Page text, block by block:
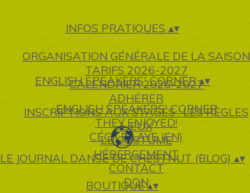
INFOS PRATIQUES ▴▾
ORGANISATION GÉNÉRALE DE LA SAISON
TARIFS 2026-2027
CALENDRIER 2026-2027
ADHÉRER
INSCRIPTIONS AUX STAGES : LES RÈGLES
LIEUX
LE COSTUME
HÉBERGEMENT
CONTACT
DON
ENGLISH SPEAKERS' CORNER▴▾
ENGLISH SPEAKERS' CORNER
THEY ENJOYED!
CÉCILE LAYE (EN)
LE JOURNAL DANSÉ DE CHESTNUT (BLOG) ▴▾
BOUTIQUE▴▾